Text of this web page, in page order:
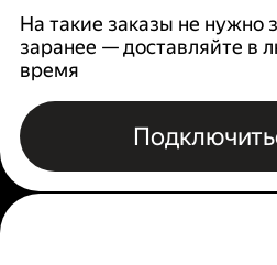
На такие заказы не нужно
заранее — доставляйте в
время